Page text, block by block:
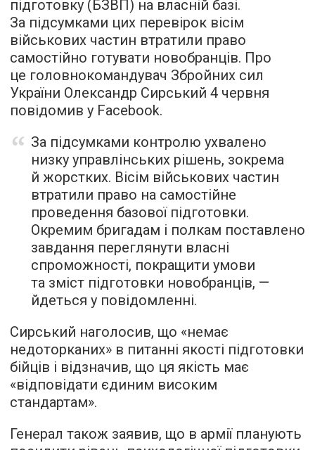
підготовку (БЗВП) на власній базі.
За підсумками цих перевірок вісім
військових частин втратили право
самостійно готувати новобранців. Про
це головнокомандувач Збройних сил
України Олександр Сирський 4 червня
повідомив у Facebook.
За підсумками контролю ухвалено
низку управлінських рішень, зокрема
й жорстких. Вісім військових частин
втратили право на самостійне
проведення базової підготовки.
Окремим бригадам і полкам поставлено
завдання переглянути власні
спроможності, покращити умови
та зміст підготовки новобранців, —
йдеться у повідомленні.
Сирський наголосив, що «немає
недоторканих» в питанні якості підготовки
бійців і відзначив, що ця якість має
«відповідати єдиним високим
стандартам».
Генерал також заявив, що в армії планують